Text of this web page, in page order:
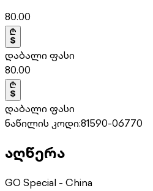
80.00
დაბალი ფასი
80.00
დაბალი ფასი
ნაწილის კოდი:81590-06770
აღწერა
GO Special - China